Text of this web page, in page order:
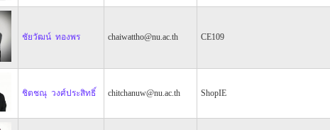
ชัยวัฒน์ ทองพร chaiwattho@nu.ac.th CE109
ชิตชณุ วงศ์ประสิทธิ์ chitchanuw@nu.ac.th ShopIE